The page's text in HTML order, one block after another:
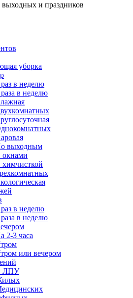
выходных и праздников
уборка
раз в неделю
раза в неделю
выходным
окнами
раз в неделю
раза в неделю
2-3 часа
или вечером
ЛПУ